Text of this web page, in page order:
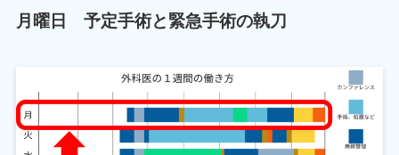
月曜日 予定手術と緊急手術の執刀